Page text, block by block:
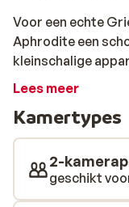
Voor een echte
Aphrodite een
kleinschalige
toplocatie in het
van het
bent door de
straatjes, zit je
sta je binnen een
kunt genieten van
Lees meer
Kamertypes
2-
geschikt